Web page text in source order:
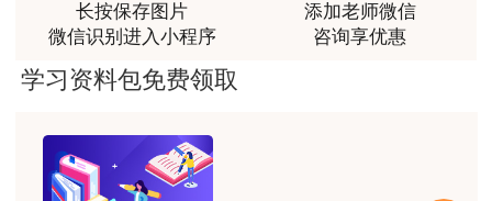
林老师讲得非常好！
用户m8****66
用户c2****r6
林轩老师是一个好老师，给我留下了深刻的影响
长按保存图片
微信识别进入小程序
添加老师微信
咨询享优惠
学习资料包免费领取